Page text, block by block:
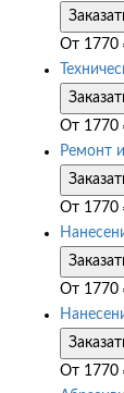
От 1770
От 1770
Ремонт
От 1770
От 1770
От 1770